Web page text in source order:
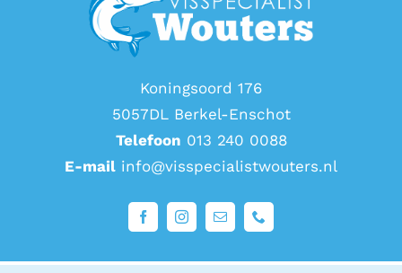
Koningsoord 176
5057DL Berkel-Enschot
Telefoon 013 240 0088
E-mail info@visspecialistwouters.nl